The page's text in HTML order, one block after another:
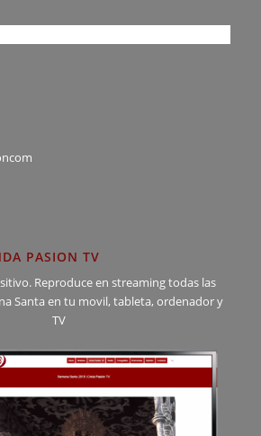
PASION TV
Reproduce en streaming todas las
Santa en tu movil, tableta, ordenador y
TV